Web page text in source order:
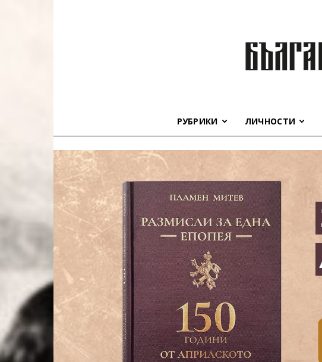
РУБРИКИ ЛИЧНОСТИ